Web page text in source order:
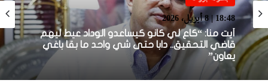
بطولة برو 1
18:48 | 8 أبريل، 2026
بطولة برو 1
22:23 | 6 أبريل، 2026
توالي النتائج السلبية يلاحق الوداد الرياضي بعد
تعادل جديد أمام الدفاع الحسني الجديدي